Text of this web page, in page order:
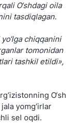
O‘shdagi oila
tasdiqlagan.
chiqqanini
tomonidan
tashkil etildi»,
O‘sh
yomg‘irlar
sel oqdi.